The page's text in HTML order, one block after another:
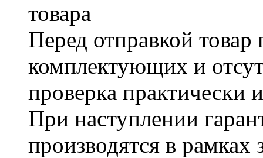
товара
Перед отправкой товар
комплектующих и
проверка практически
При наступлении
производятся в рамках